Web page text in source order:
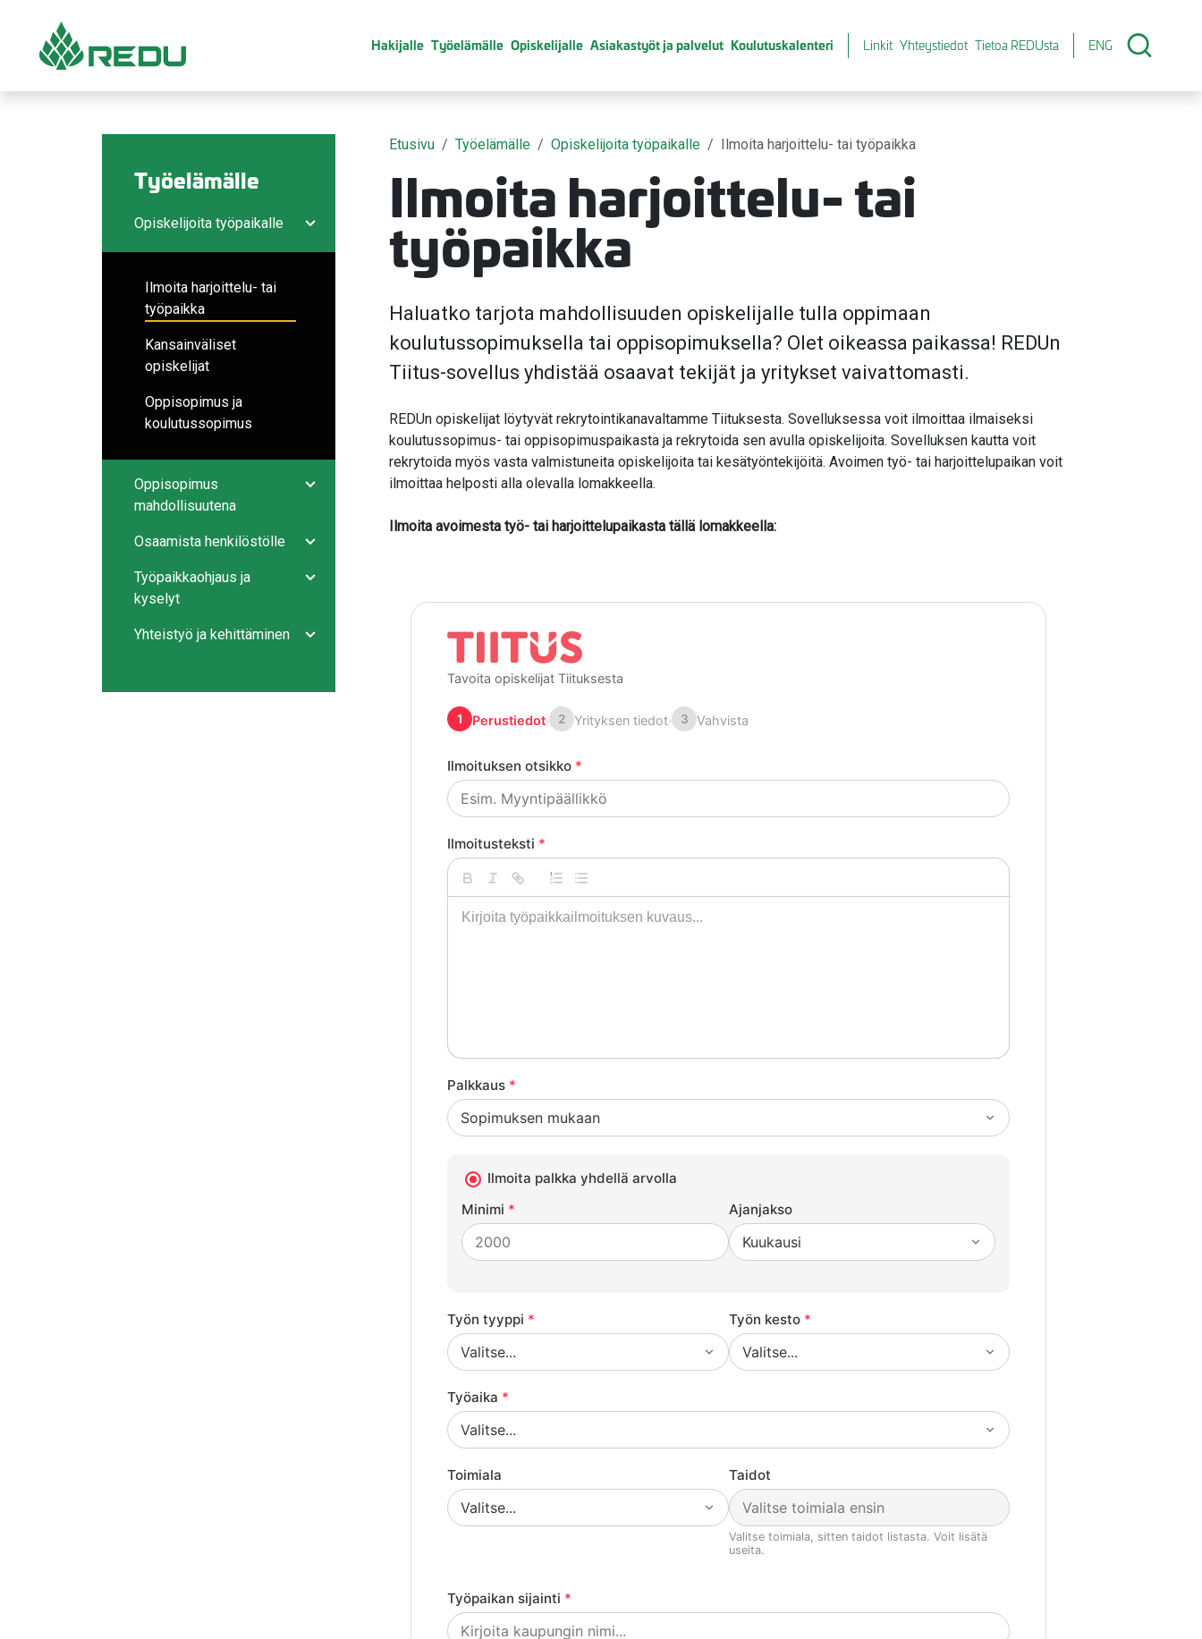
Hakijalle Työelämälle Opiskelijalle Asiakastyöt ja palvelut Koulutuskalenteri Linkit Yhteystiedot Tietoa REDUsta ENG
Työelämälle
Avaa/sulje alavalikko
Opiskelijoita työpaikalle
Ilmoita harjoittelu- tai
työpaikka
Kansainväliset
opiskelijat
Oppisopimus ja
koulutussopimus
Oppisopimus
mahdollisuutena
Osaamista henkilöstölle
Työpaikkaohjaus ja
kyselyt
Yhteistyö ja kehittäminen
Etusivu Työelämälle Opiskelijoita työpaikalle Ilmoita harjoittelu- tai työpaikka
Ilmoita harjoittelu- tai
työpaikka
Haluatko tarjota mahdollisuuden opiskelijalle tulla oppimaan
koulutussopimuksella tai oppisopimuksella? Olet oikeassa paikassa! REDUn
Tiitus-sovellus yhdistää osaavat tekijät ja yritykset vaivattomasti.
REDUn opiskelijat löytyvät rekrytointikanavaltamme Tiituksesta. Sovelluksessa voit ilmoittaa ilmaiseksi
koulutussopimus- tai oppisopimuspaikasta ja rekrytoida sen avulla opiskelijoita. Sovelluksen kautta voit
rekrytoida myös vasta valmistuneita opiskelijoita tai kesätyöntekijöitä. Avoimen työ- tai harjoittelupaikan voit
ilmoittaa helposti alla olevalla lomakkeella.
Ilmoita avoimesta työ- tai harjoittelupaikasta tällä lomakkeella: